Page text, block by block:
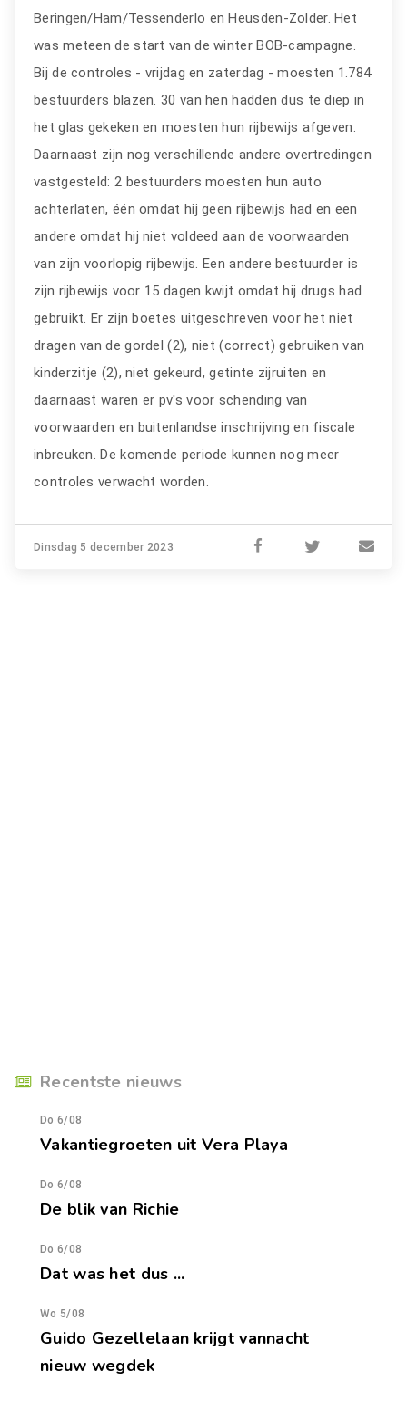
Beringen/Ham/Tessenderlo en Heusden-Zolder. Het
was meteen de start van de winter BOB-campagne.
Bij de controles - vrijdag en zaterdag - moesten 1.784
bestuurders blazen. 30 van hen hadden dus te diep in
het glas gekeken en moesten hun rijbewijs afgeven.
Daarnaast zijn nog verschillende andere overtredingen
vastgesteld: 2 bestuurders moesten hun auto
achterlaten, één omdat hij geen rijbewijs had en een
andere omdat hij niet voldeed aan de voorwaarden
van zijn voorlopig rijbewijs. Een andere bestuurder is
zijn rijbewijs voor 15 dagen kwijt omdat hij drugs had
gebruikt. Er zijn boetes uitgeschreven voor het niet
dragen van de gordel (2), niet (correct) gebruiken van
kinderzitje (2), niet gekeurd, getinte zijruiten en
daarnaast waren er pv's voor schending van
voorwaarden en buitenlandse inschrijving en fiscale
inbreuken. De komende periode kunnen nog meer
controles verwacht worden.
Dinsdag 5 december 2023
Recentste nieuws
Do 6/08
Vakantiegroeten uit Vera Playa
Do 6/08
De blik van Richie
Do 6/08
Dat was het dus ...
Wo 5/08
Guido Gezellelaan krijgt vannacht
nieuw wegdek